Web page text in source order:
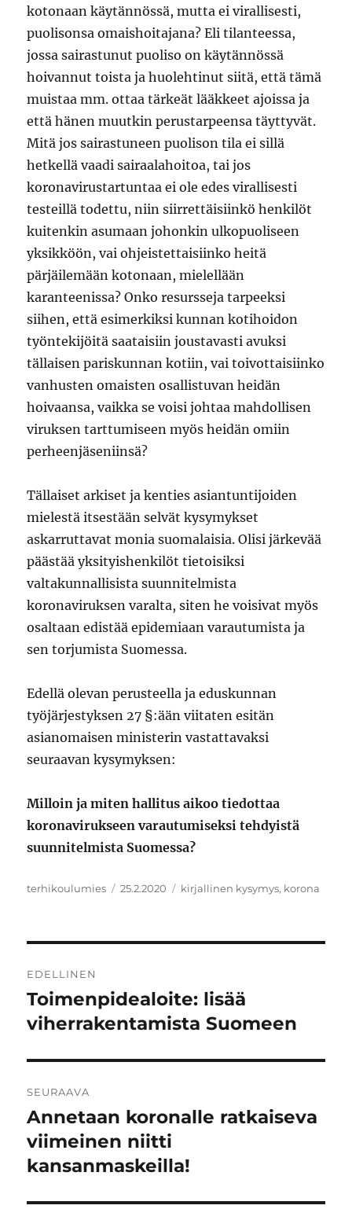
kotonaan käytännössä, mutta ei virallisesti,
puolisonsa omaishoitajana? Eli tilanteessa,
jossa sairastunut puoliso on käytännössä
hoivannut toista ja huolehtinut siitä, että tämä
muistaa mm. ottaa tärkeät lääkkeet ajoissa ja
että hänen muutkin perustarpeensa täyttyvät.
Mitä jos sairastuneen puolison tila ei sillä
hetkellä vaadi sairaalahoitoa, tai jos
koronavirustartuntaa ei ole edes virallisesti
testeillä todettu, niin siirrettäisiinkö henkilöt
kuitenkin asumaan johonkin ulkopuoliseen
yksikköön, vai ohjeistettaisiinko heitä
pärjäilemään kotonaan, mielellään
karanteenissa? Onko resursseja tarpeeksi
siihen, että esimerkiksi kunnan kotihoidon
työntekijöitä saataisiin joustavasti avuksi
tällaisen pariskunnan kotiin, vai toivottaisiinko
vanhusten omaisten osallistuvan heidän
hoivaansa, vaikka se voisi johtaa mahdollisen
viruksen tarttumiseen myös heidän omiin
perheenjäseniinsä?
Tällaiset arkiset ja kenties asiantuntijoiden
mielestä itsestään selvät kysymykset
askarruttavat monia suomalaisia. Olisi järkevää
päästää yksityishenkilöt tietoisiksi
valtakunnallisista suunnitelmista
koronaviruksen varalta, siten he voisivat myös
osaltaan edistää epidemiaan varautumista ja
sen torjumista Suomessa.
Edellä olevan perusteella ja eduskunnan
työjärjestyksen 27 §:ään viitaten esitän
asianomaisen ministerin vastattavaksi
seuraavan kysymyksen:
Milloin ja miten hallitus aikoo tiedottaa
koronavirukseen varautumiseksi tehdyistä
suunnitelmista Suomessa?
Kirjoittaja
terhikoulumies Julkaistu
25.2.2020 Avainsanat
kirjallinen kysymys, korona
selaus
EDELLINEN
Edellinen
artikkeli:
Toimenpidealoite: lisää
viherrakentamista Suomeen
SEURAAVA
Seuraava
artikkeli:
Annetaan koronalle ratkaiseva
viimeinen niitti
kansanmaskeilla!